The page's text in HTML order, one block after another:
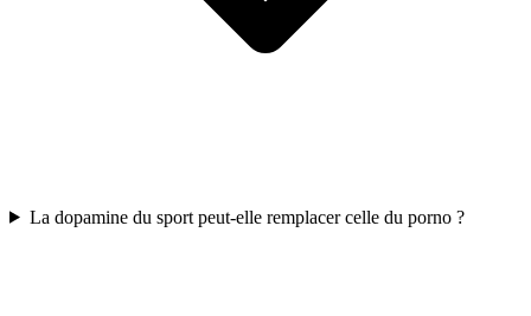
La dopamine du sport peut-elle remplacer celle du porno ?